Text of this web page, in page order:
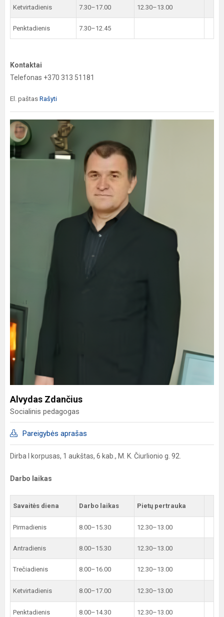
Ketvirtadienis 7.30–17.00 12.30–13.00
Penktadienis 7.30–12.45
Kontaktai
Telefonas +370 313 51181
El. paštas Rašyti
Alvydas Zdančius
Socialinis pedagogas
Pareigybės aprašas
Dirba I korpusas, 1 aukštas, 6 kab., M. K. Čiurlionio g. 92.
Darbo laikas
Savaitės diena Darbo laikas Pietų pertrauka
Pirmadienis 8.00–15.30 12.30–13.00
Antradienis 8.00–15.30 12.30–13.00
Trečiadienis 8.00–16.00 12.30–13.00
Ketvirtadienis 8.00–17.00 12.30–13.00
Penktadienis 8.00–14.30 12.30–13.00